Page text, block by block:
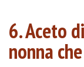
6. Aceto
nonna